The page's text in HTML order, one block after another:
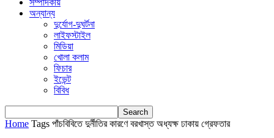
অন্যান্য
দুর্যোগ-দুঘর্টনা
লাইফস্টাইল
মিডিয়া
খোলা কলাম
ফিচার
ইভেন্ট
বিবিধ
Home Tags পাঁচবিবিতে দুর্নীতির কারণে বরখাস্ত অধ্যক্ষ ঢাকায় গ্রেফতার